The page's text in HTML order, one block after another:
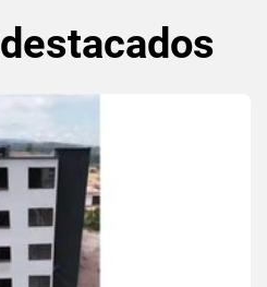
destacados